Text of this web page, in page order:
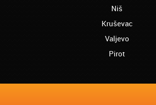
Niš
Kruševac
Valjevo
Pirot